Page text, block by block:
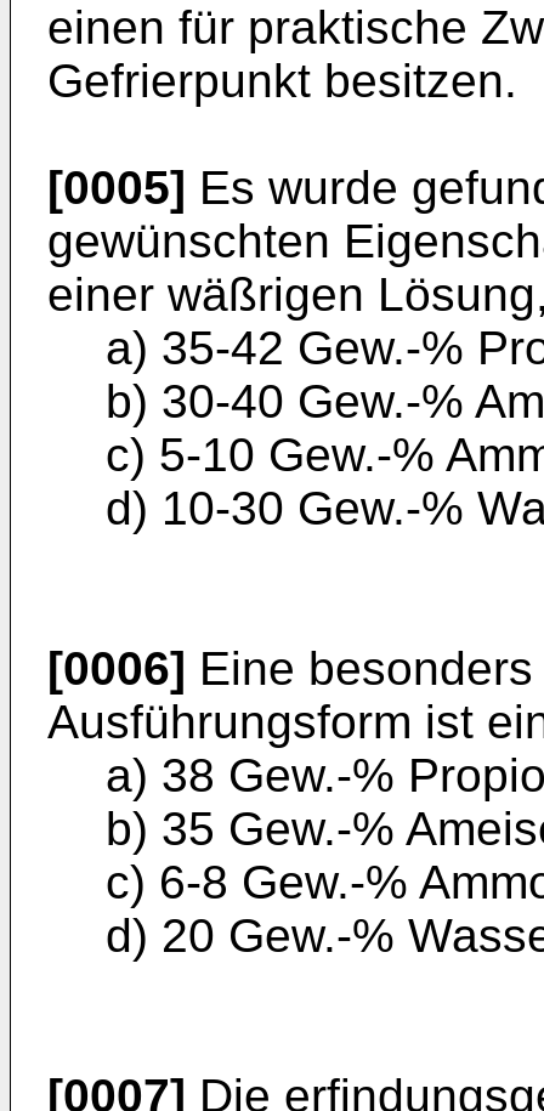
einen für praktische
Gefrierpunkt besitzen.
[0005] Es wurde
gewünschten
einer wäßrigen
a) 35-42 Gew.-%
b) 30-40 Gew.-%
c) 5-10 Gew.-%
d) 10-30 Gew.-%
[0006] Eine
Ausführungsform ist
a) 38 Gew.-%
b) 35 Gew.-%
c) 6-8 Gew.-%
d) 20 Gew.-%
[0007] Die